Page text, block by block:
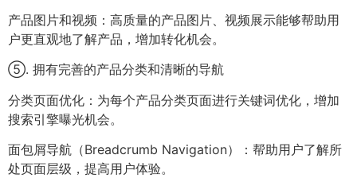
产品图片和视频：高质量的产品图片、视频展示能够帮助用
户更直观地了解产品，增加转化机会。
⑤. 拥有完善的产品分类和清晰的导航
分类页面优化：为每个产品分类页面进行关键词优化，增加
搜索引擎曝光机会。
面包屑导航（Breadcrumb Navigation）：帮助用户了解所
处页面层级，提高用户体验。